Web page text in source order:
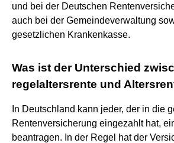
und bei der Deutschen
auch bei der Gemeindeverwaltung
gesetzlichen Krankenkasse.
Was ist der Unterschied
regelaltersrente und
In Deutschland kann jeder, der in die
Rentenversicherung eingezahlt hat,
beantragen. In der Regel hat der